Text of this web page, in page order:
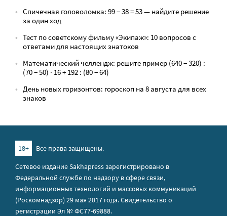
Спичечная головоломка: 99 − 38 = 53 — найдите решение
за один ход
Тест по советскому фильму «Экипаж»: 10 вопросов с
ответами для настоящих знатоков
Математический челлендж: решите пример (640 − 320) :
(70 − 50) · 16 + 192 : (80 − 64)
День новых горизонтов: гороскоп на 8 августа для всех
знаков
18+
Все права защищены.
Сетевое издание Sakhapress зарегистрировано в
Федеральной службе по надзору в сфере связи,
информационных технологий и массовых коммуникаций
(Роскомнадзор) 29 мая 2017 года. Свидетельство о
регистрации Эл № ФС77-69888.